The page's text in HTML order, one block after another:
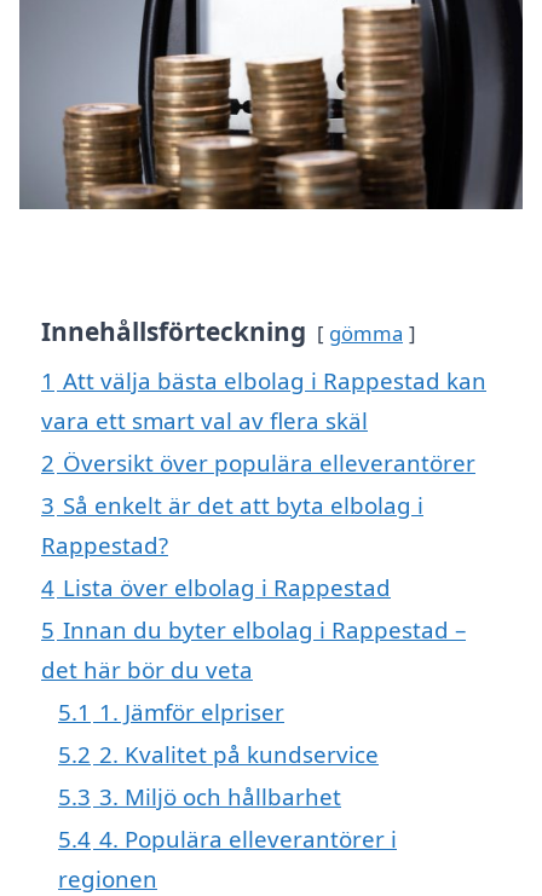
Innehållsförteckning gömma
1 Att välja bästa elbolag i Rappestad kan
vara ett smart val av flera skäl
2 Översikt över populära elleverantörer
3 Så enkelt är det att byta elbolag i
Rappestad?
4 Lista över elbolag i Rappestad
5 Innan du byter elbolag i Rappestad –
det här bör du veta
5.1 1. Jämför elpriser
5.2 2. Kvalitet på kundservice
5.3 3. Miljö och hållbarhet
5.4 4. Populära elleverantörer i
regionen